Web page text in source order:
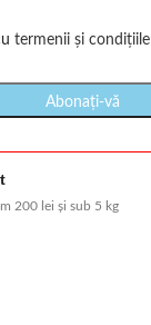
termenii și condițiile
200 lei și sub 5 kg